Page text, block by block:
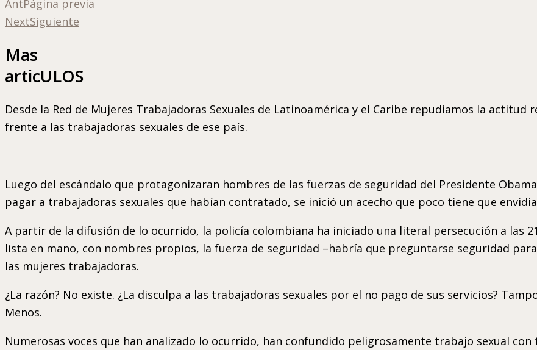
AntPágina previa
NextSiguiente
Mas
articULOS
Desde la Red de Mujeres Trabajadoras Sexuales de Latinoamérica y el Caribe repudiamos la
frente a las trabajadoras sexuales de ese país.
Luego del escándalo que protagonizaran hombres de las fuerzas de seguridad del Presidente
pagar a trabajadoras sexuales que habían contratado, se inició un acecho que poco tiene que
A partir de la difusión de lo ocurrido, la policía colombiana ha iniciado una literal persecución a las
lista en mano, con nombres propios, la fuerza de seguridad –habría que preguntarse seguridad
las mujeres trabajadoras.
¿La razón? No existe. ¿La disculpa a las trabajadoras sexuales por el no pago de sus servicios?
Menos.
Numerosas voces que han analizado lo ocurrido, han confundido peligrosamente trabajo sexual